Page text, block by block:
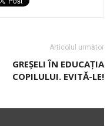
Articolul următor
GREȘELI ÎN EDUCAȚIA
COPILULUI. EVITĂ-LE!